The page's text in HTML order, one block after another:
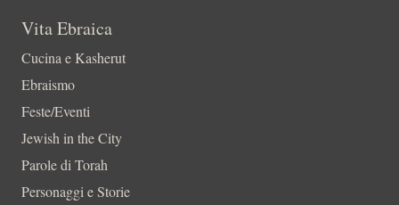
Vita Ebraica
Cucina e Kasherut
Ebraismo
Feste/Eventi
Jewish in the City
Parole di Torah
Personaggi e Storie